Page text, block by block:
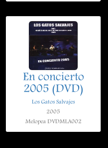
En concierto
2005 (DVD)
Los Gatos Salvajes
2005
Melopea DVDMLA002